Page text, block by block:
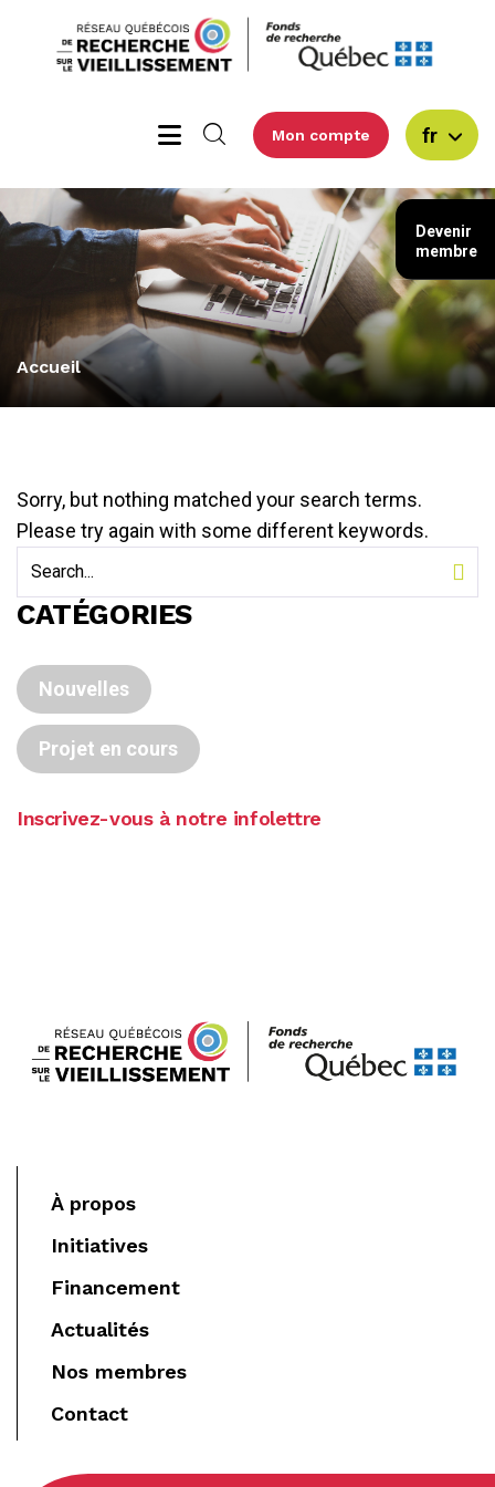
Mon compte fr
Accueil
Sorry, but nothing matched your search terms.
Please try again with some different keywords.
CATÉGORIES
Nouvelles
Projet en cours
Inscrivez-vous à notre infolettre
À propos
Initiatives
Financement
Actualités
Nos membres
Contact
Devenir
membre